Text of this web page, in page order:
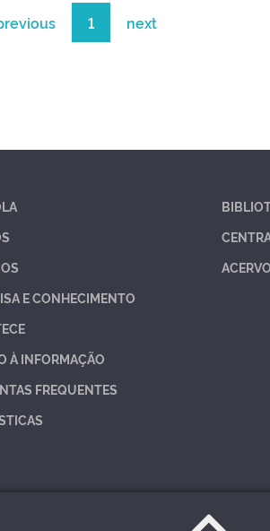
1 next
E CONHECIMENTO
À INFORMAÇÃO
FREQUENTES